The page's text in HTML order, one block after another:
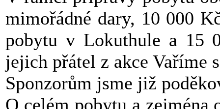
mimořádné dary, 10 000
pobytu v Lokuthule a 15
jejich přátel z akce Vaříme
Sponzorům jsme již
O celém pobytu a